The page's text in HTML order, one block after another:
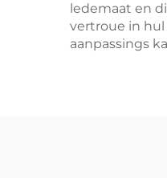
ledemaat en
vertroue in hul
aanpassings